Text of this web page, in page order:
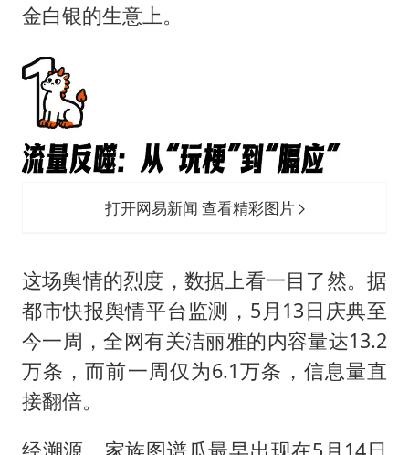
金白银的生意上。
打开网易新闻 查看精彩图片
这场舆情的烈度，数据上看一目了然。据
都市快报舆情平台监测，5月13日庆典至
今一周，全网有关洁丽雅的内容量达13.2
万条，而前一周仅为6.1万条，信息量直
接翻倍。